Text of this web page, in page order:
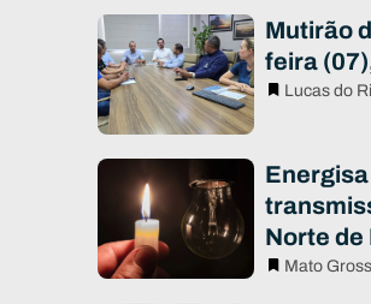
Mutirão
feira
Lucas do
Norte de
Mato